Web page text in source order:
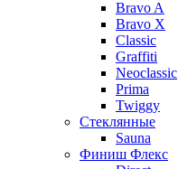
Bravo A
Bravo X
Classic
Graffiti
Neoclassic
Prima
Twiggy
Стеклянные
Sauna
Финиш Флекс